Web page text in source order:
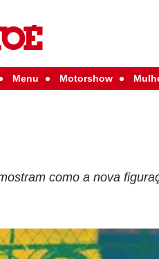
Menu Motorshow
como a nova